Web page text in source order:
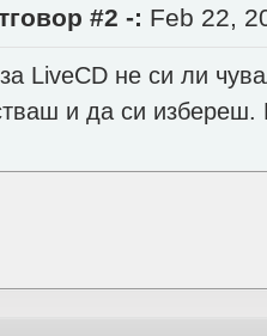
#2 -: Feb 22,
LiveCD не си ли
и да си